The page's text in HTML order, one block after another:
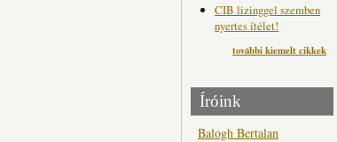
CIB lizinggel szemben
nyertes ítélet!
további kiemelt cikkek
Íróink
Balogh Bertalan